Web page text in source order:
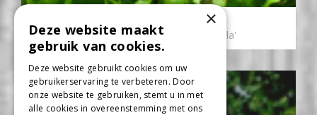
Campanula poscharskyana 'Stella'
×
Deze website maakt
gebruik van cookies.
Deze website gebruikt cookies om uw
gebruikerservaring te verbeteren. Door
onze website te gebruiken, stemt u in met
alle cookies in overeenstemming met ons